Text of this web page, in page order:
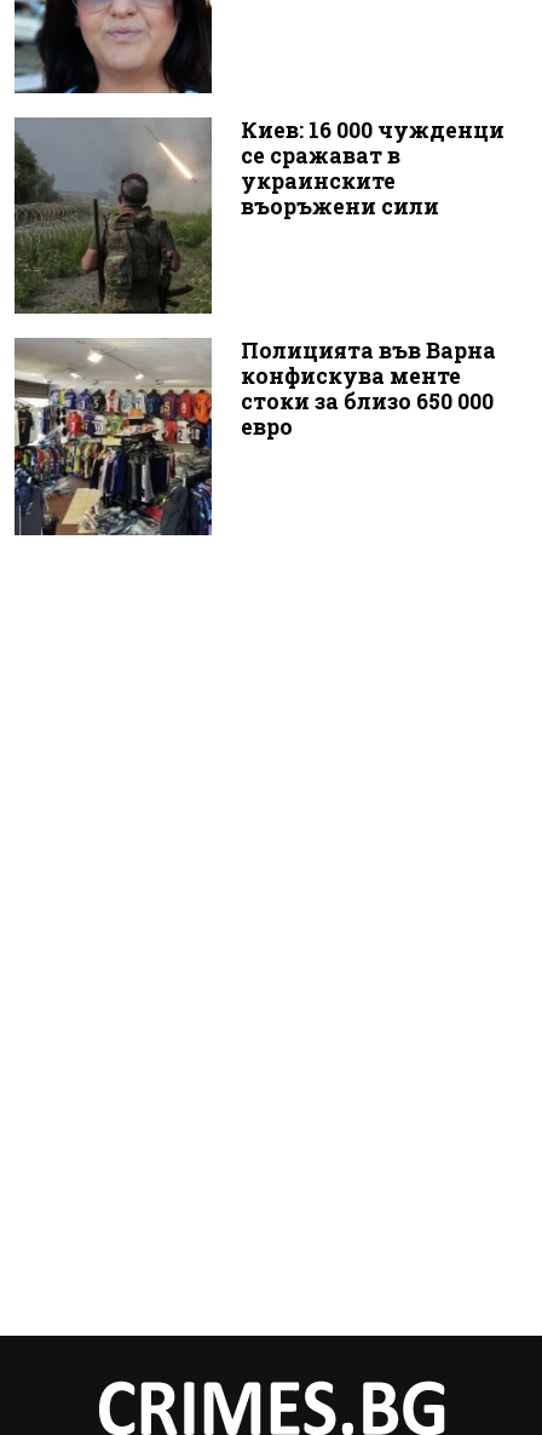
Киев: 16 000 чужденци
се сражават в
украинските
въоръжени сили
Полицията във Варна
конфискува менте
стоки за близо 650 000
евро